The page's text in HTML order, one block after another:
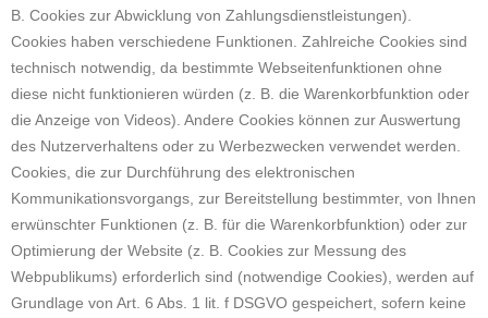
B. Cookies zur Abwicklung von Zahlungsdienstleistungen).
Cookies haben verschiedene Funktionen. Zahlreiche Cookies sind
technisch notwendig, da bestimmte Webseitenfunktionen ohne
diese nicht funktionieren würden (z. B. die Warenkorbfunktion oder
die Anzeige von Videos). Andere Cookies können zur Auswertung
des Nutzerverhaltens oder zu Werbezwecken verwendet werden.
Cookies, die zur Durchführung des elektronischen
Kommunikationsvorgangs, zur Bereitstellung bestimmter, von Ihnen
erwünschter Funktionen (z. B. für die Warenkorbfunktion) oder zur
Optimierung der Website (z. B. Cookies zur Messung des
Webpublikums) erforderlich sind (notwendige Cookies), werden auf
Grundlage von Art. 6 Abs. 1 lit. f DSGVO gespeichert, sofern keine